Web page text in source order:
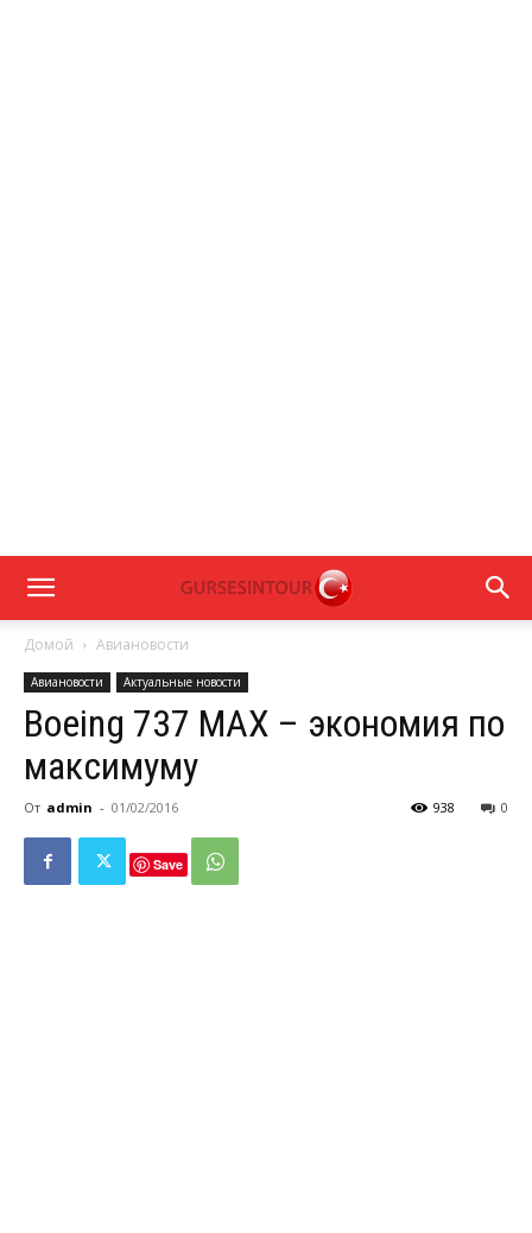
Домой Авиановости
Авиановости Актуальные новости
Boeing 737 MAX – экономия по
максимуму
От admin - 01/02/2016 0
938
Save